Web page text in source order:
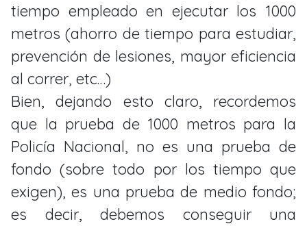
tiempo empleado en ejecutar los 1000
metros (ahorro de tiempo para estudiar,
prevención de lesiones, mayor eficiencia
al correr, etc…)
Bien, dejando esto claro, recordemos
que la prueba de 1000 metros para la
Policía Nacional, no es una prueba de
fondo (sobre todo por los tiempo que
exigen), es una prueba de medio fondo;
es decir, debemos conseguir una